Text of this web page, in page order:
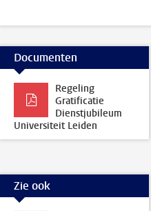
Documenten
Regeling
Gratificatie
Dienstjubileum
Universiteit Leiden
Zie ook